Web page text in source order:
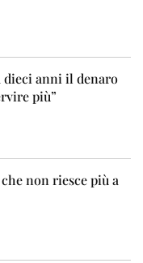
dieci anni il denaro
più”
non riesce più a